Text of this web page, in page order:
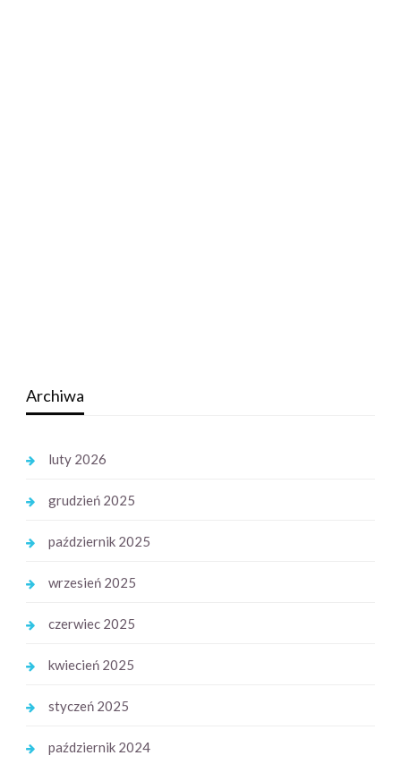
Archiwa
luty 2026
grudzień 2025
październik 2025
wrzesień 2025
czerwiec 2025
kwiecień 2025
styczeń 2025
październik 2024